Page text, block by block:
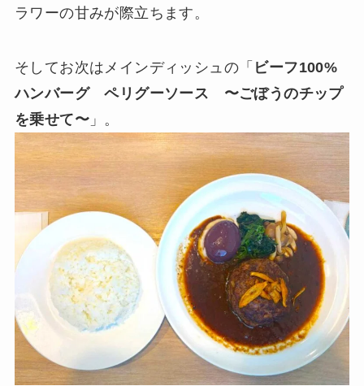
ラワーの甘みが際立ちます。
そしてお次はメインディッシュの「 ビーフ100%
ハンバーグ ペリグーソース 〜ごぼうのチップ
を乗せて〜」。